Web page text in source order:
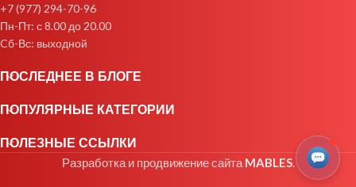
+7 (977) 294-70-96
Пн-Пт: с 8.00 до 20.00
Cб-Вс: выходной
ПОСЛЕДНЕЕ В БЛОГЕ
ПОПУЛЯРНЫЕ КАТЕГОРИИ
ПОЛЕЗНЫЕ ССЫЛКИ
Разработка и продвижение сайтаMABLES.